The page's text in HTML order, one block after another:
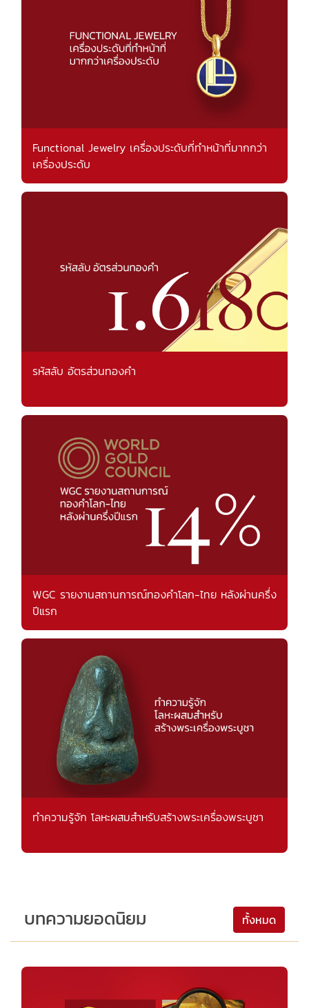
Functional Jewelry เครื่องประดับที่ทำหน้าที่มากกว่า
เครื่องประดับ
รหัสลับ อัตรส่วนทองคำ
WGC รายงานสถานการณ์ทองคำโลก-ไทย หลังผ่านครึ่ง
ปีแรก
ทำความรู้จัก โลหะผสมสำหรับสร้างพระเครื่องพระบูชา
บทความยอดนิยม ทั้งหมด